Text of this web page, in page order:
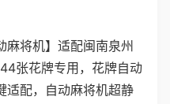
麻将机】适配闽南泉州
张花牌专用，花牌自动
适配，自动麻将机超静